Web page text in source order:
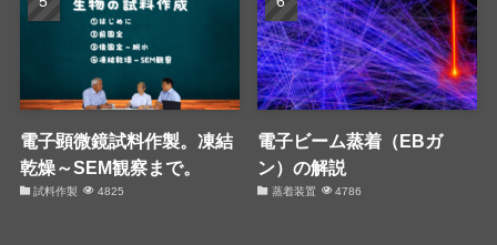
電子顕微鏡試料作製。凍結
乾燥～SEM観察まで。
試料作製 4825
電子ビーム蒸着（EBガ
ン）の解説
蒸着装置 4786